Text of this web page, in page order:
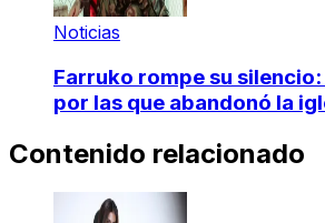
Noticias
Farruko rompe su
por las que abandonó la
Contenido relacionado